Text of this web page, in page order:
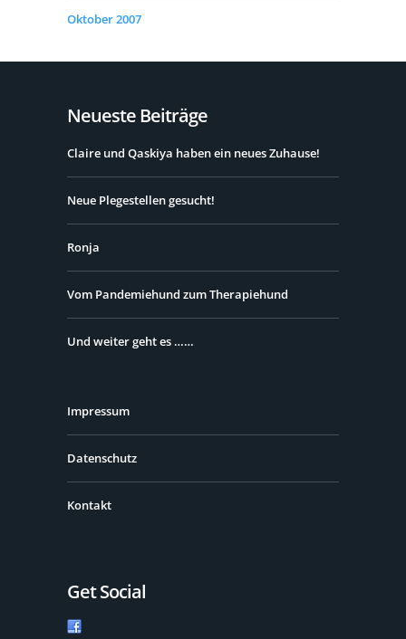
Oktober 2007
Neueste Beiträge
Claire und Qaskiya haben ein neues Zuhause!
Neue Plegestellen gesucht!
Ronja
Vom Pandemiehund zum Therapiehund
Und weiter geht es ……
Impressum
Datenschutz
Kontakt
Get Social